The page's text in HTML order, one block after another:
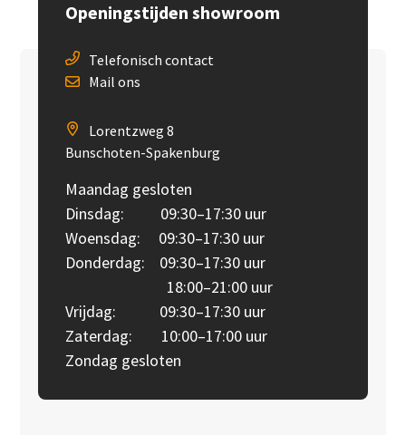
Openingstijden showroom
Telefonisch contact
Mail ons
Lorentzweg 8
Bunschoten-Spakenburg
Maandag gesloten
Dinsdag: 09:30–17:30 uur
Woensdag: 09:30–17:30 uur
Donderdag: 09:30–17:30 uur
18:00–21:00 uur
Vrijdag: 09:30–17:30 uur
Zaterdag: 10:00–17:00 uur
Zondag gesloten